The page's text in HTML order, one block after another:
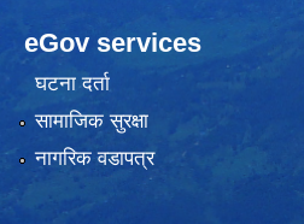
eGov services
घटना दर्ता
सामाजिक सुरक्षा
नागरिक वडापत्र